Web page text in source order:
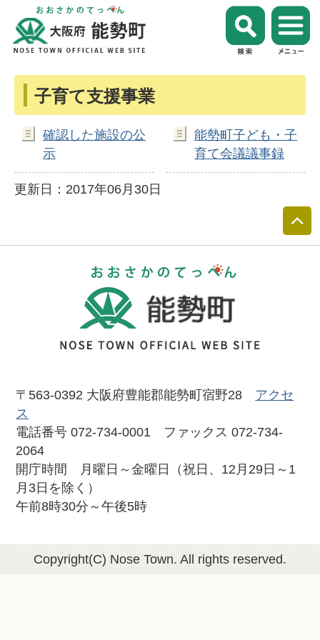
子育て支援事業
確認した施設の公
示
能勢町子ども・子
育て会議議事録
更新日：2017年06月30日
〒563-0392 大阪府豊能郡能勢町宿野28 アクセ
ス
電話番号 072-734-0001 ファックス 072-734-
2064
開庁時間 月曜日～金曜日（祝日、12月29日～1
月3日を除く）
午前8時30分～午後5時
Copyright(C) Nose Town. All rights reserved.